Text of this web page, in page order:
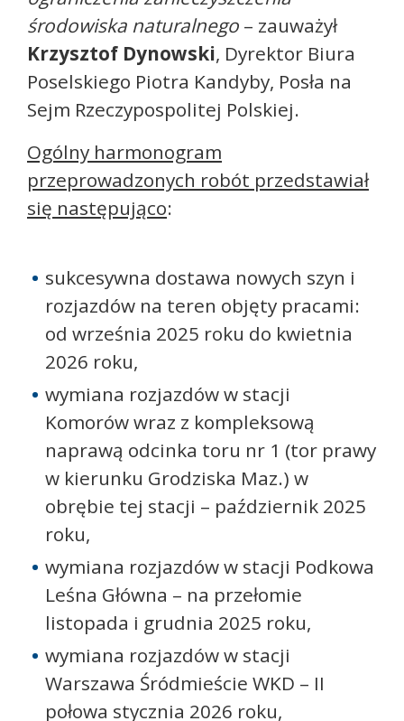
środowiska naturalnego – zauważył
Krzysztof Dynowski, Dyrektor Biura
Poselskiego Piotra Kandyby, Posła na
Sejm Rzeczypospolitej Polskiej.
Ogólny harmonogram
przeprowadzonych robót przedstawiał
się następująco:
sukcesywna dostawa nowych szyn i
rozjazdów na teren objęty pracami:
od września 2025 roku do kwietnia
2026 roku,
wymiana rozjazdów w stacji
Komorów wraz z kompleksową
naprawą odcinka toru nr 1 (tor prawy
w kierunku Grodziska Maz.) w
obrębie tej stacji – październik 2025
roku,
wymiana rozjazdów w stacji Podkowa
Leśna Główna – na przełomie
listopada i grudnia 2025 roku,
wymiana rozjazdów w stacji
Warszawa Śródmieście WKD – II
połowa stycznia 2026 roku,